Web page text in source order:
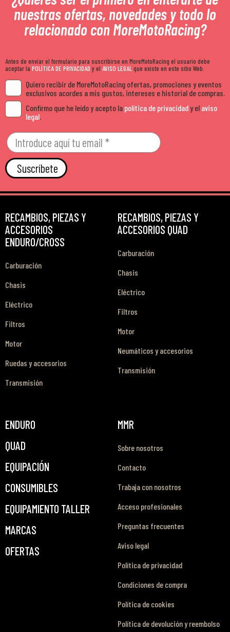
nuestras ofertas, novedades y todo lo
relacionado con MoreMotoRacing?
Antes de enviar el formulario para suscribirse en MoreMotoRacing el usuario debe
aceptar la POLÍTICA DE PRIVACIDADy el AVISO LEGALque existe en este sitio Web.
Quiero recibir de MoreMotoRacing ofertas, promociones y eventos
exclusivos acordes a mis gustos, intereses e historial de compras.
Confirmo que he leído y acepto la política de privacidady el aviso
legal
Suscríbete
RECAMBIOS, PIEZAS Y
ACCESORIOS
ENDURO/CROSS
Carburación
Chasis
Eléctrico
Filtros
Motor
Ruedas y accesorios
Transmisión
RECAMBIOS, PIEZAS Y
ACCESORIOS QUAD
Carburación
Chasis
Eléctrico
Filtros
Motor
Neumáticos y accesorios
Transmisión
ENDURO
QUAD
EQUIPACIÓN
CONSUMIBLES
EQUIPAMIENTO TALLER
MARCAS
OFERTAS
MMR
Sobre nosotros
Contacto
Trabaja con nosotros
Acceso profesionales
Preguntas frecuentes
Aviso legal
Política de privacidad
Condiciones de compra
Política de cookies
Política de devolución y reembolso